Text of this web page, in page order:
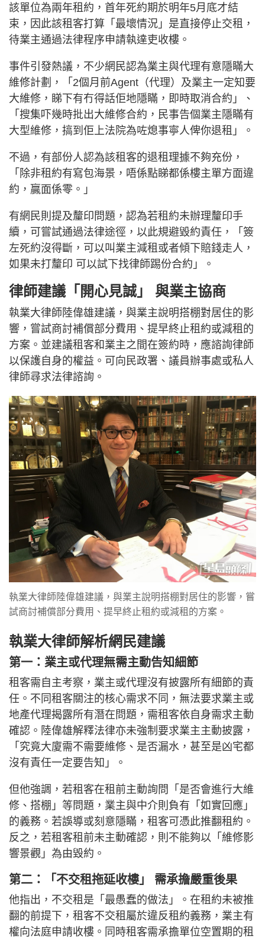
該單位為兩年租約，首年死約期於明年5月底才結
束，因此該租客打算「最壞情況」是直接停止交租，
待業主通過法律程序申請執達吏收樓。
事件引發熱議，不少網民認為業主與代理有意隱瞞大
維修計劃，「2個月前Agent（代理）及業主一定知要
大維修，睇下有冇得話佢地隱瞞，即時取消合約」、
「搜集吓幾時批出大維修合約，民事告個業主隱瞞有
大型維修，搞到佢上法院為咗熄事寧人俾你退租」。
不過，有部份人認為該租客的退租理據不夠充份，
「除非租約有寫包海景，唔係點睇都係樓主單方面違
約，贏面係零。」
有網民則提及釐印問題，認為若租約未辦理釐印手
續，可嘗試通過法律途徑，以此規避毀約責任，「簽
左死約沒得斷，可以叫業主減租或者傾下賠錢走人，
如果未打釐印 可以試下找律師踢份合約」。
律師建議「開心見誠」 與業主協商
執業大律師陸偉雄建議，與業主說明搭棚對居住的影
響，嘗試商討補償部分費用、提早終止租約或減租的
方案。並建議租客和業主之間在簽約時，應諮詢律師
以保護自身的權益。可向民政署、議員辦事處或私人
律師尋求法律諮詢。
執業大律師陸偉雄建議，與業主說明搭棚對居住的影響，嘗
試商討補償部分費用、提早終止租約或減租的方案。
執業大律師解析網民建議
第一：業主或代理無需主動告知細節
租客需自主考察，業主或代理沒有披露所有細節的責
任。不同租客關注的核心需求不同，無法要求業主或
地產代理揭露所有潛在問題，需租客依自身需求主動
確認。陸偉雄解釋法律亦未強制要求業主主動披露，
「究竟大廈需不需要維修、是否漏水，甚至是凶宅都
沒有責任一定要告知」。
但他強調，若租客在租前主動詢問「是否會進行大維
修、搭棚」等問題，業主與中介則負有「如實回應」
的義務。若誤導或刻意隱瞞，租客可憑此推翻租約。
反之，若租客租前未主動確認，則不能夠以「維修影
響景觀」為由毀約。
第二：「不交租拖延收樓」 需承擔嚴重後果
他指出，不交租是「最愚蠢的做法」。在租約未被推
翻的前提下，租客不交租屬於違反租約義務，業主有
權向法庭申請收樓。同時租客需承擔單位空置期的租